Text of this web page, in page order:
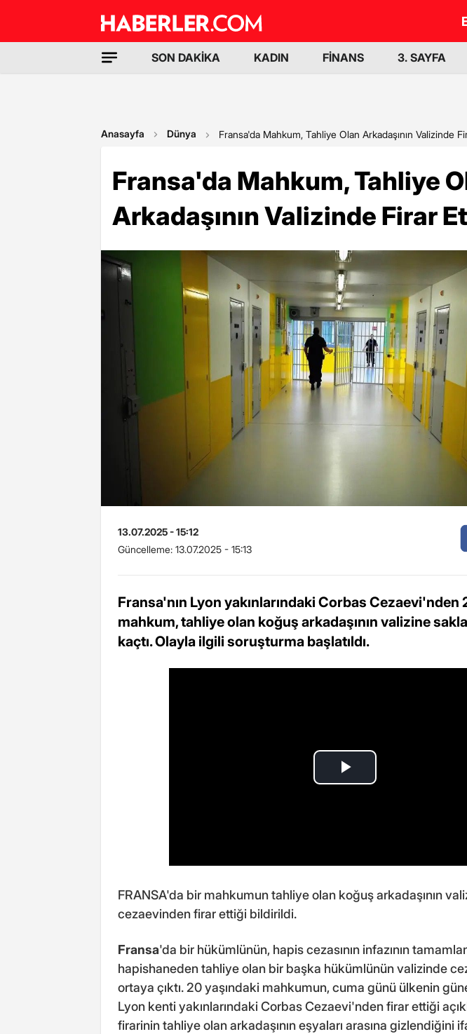
SON DAKİKA KADIN FİNANS 3. SAYFA
Anasayfa Dünya Fransa'da Mahkum, Tahliye Olan Arkadaşının Valizinde
Fransa'da Mahkum, Tahliye
Arkadaşının Valizinde Firar
13.07.2025 - 15:12
Güncelleme: 13.07.2025 - 15:13
Fransa'nın Lyon yakınlarındaki Corbas Cezaevi'nden
mahkum, tahliye olan koğuş arkadaşının valizine
kaçtı. Olayla ilgili soruşturma başlatıldı.
FRANSA'da bir mahkumun tahliye olan koğuş arkadaşının
cezaevinden firar ettiği bildirildi.
Fransa'da bir hükümlünün, hapis cezasının infazının
hapishaneden tahliye olan bir başka hükümlünün valizinde
ortaya çıktı. 20 yaşındaki mahkumun, cuma günü ülkenin
Lyon kenti yakınlarındaki Corbas Cezaevi'nden firar ettiği
firarinin tahliye olan arkadaşının eşyaları arasına gizlendiğini